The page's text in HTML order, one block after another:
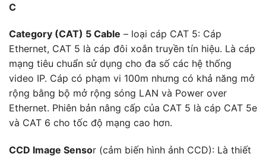
C
Category (CAT) 5 Cable – loại cáp CAT 5: Cáp
Ethernet, CAT 5 là cáp đôi xoắn truyền tín hiệu. Là cáp
mạng tiêu chuẩn sử dụng cho đa số các hệ thống
video IP. Cáp có phạm vi 100m nhưng có khả năng mở
rộng bằng bộ mở rộng sóng LAN và Power over
Ethernet. Phiên bản nâng cấp của CAT 5 là cáp CAT 5e
và CAT 6 cho tốc độ mạng cao hơn.
CCD Image Sensor (cảm biến hình ảnh CCD): Là thiết